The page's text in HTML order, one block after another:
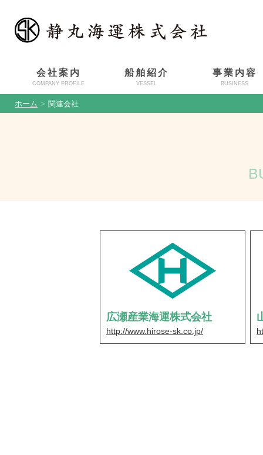
会社案内
COMPANY PROFILE
船舶紹介
VESSEL
事業内容
BUSINESS
ホーム > 関連会社
広瀬産業海運株式会社
http://www.hirose-sk.co.jp/